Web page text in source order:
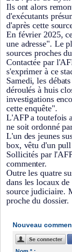
Ils ont alors
d'exécutants
d'après cette
En février 2025,
une adresse". Le
sources proches
Contactée par
s'exprimer à ce
Samedi, les
déroulés à huis
investigations
cette enquête".
L'AFP a toutefois
ne soit ordonné
L'un des jeunes
box, vêtu d'un
Sollicités par
commenter.
Outre les quatre
dans les locaux
source judiciaire.
proche du dossier.
Nouveau